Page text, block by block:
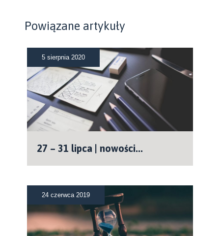
Powiązane artykuły
5 sierpnia 2020
27 – 31 lipca | nowości...
24 czerwca 2019